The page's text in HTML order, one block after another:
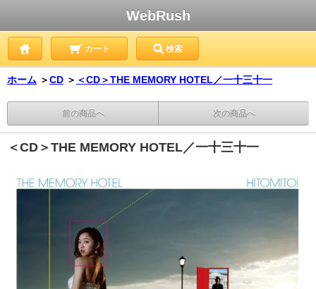
WebRush
カート 検索
ホーム ＞CD ＞ ＜CD＞THE MEMORY HOTEL／一十三十一
前の商品へ 次の商品へ
＜CD＞THE MEMORY HOTEL／一十三十一